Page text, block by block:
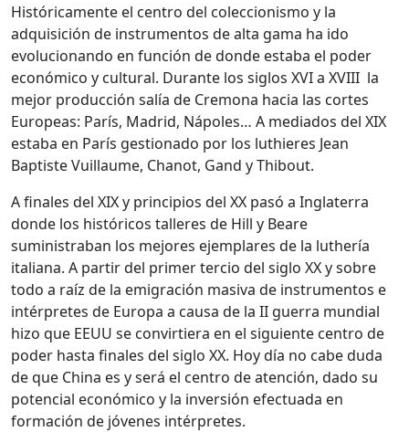
Históricamente el centro del coleccionismo y la
adquisición de instrumentos de alta gama ha ido
evolucionando en función de donde estaba el poder
económico y cultural. Durante los siglos XVI a XVIII la
mejor producción salía de Cremona hacia las cortes
Europeas: París, Madrid, Nápoles… A mediados del XIX
estaba en París gestionado por los luthieres Jean
Baptiste Vuillaume, Chanot, Gand y Thibout.
A finales del XIX y principios del XX pasó a Inglaterra
donde los históricos talleres de Hill y Beare
suministraban los mejores ejemplares de la luthería
italiana. A partir del primer tercio del siglo XX y sobre
todo a raíz de la emigración masiva de instrumentos e
intérpretes de Europa a causa de la II guerra mundial
hizo que EEUU se convirtiera en el siguiente centro de
poder hasta finales del siglo XX. Hoy día no cabe duda
de que China es y será el centro de atención, dado su
potencial económico y la inversión efectuada en
formación de jóvenes intérpretes.